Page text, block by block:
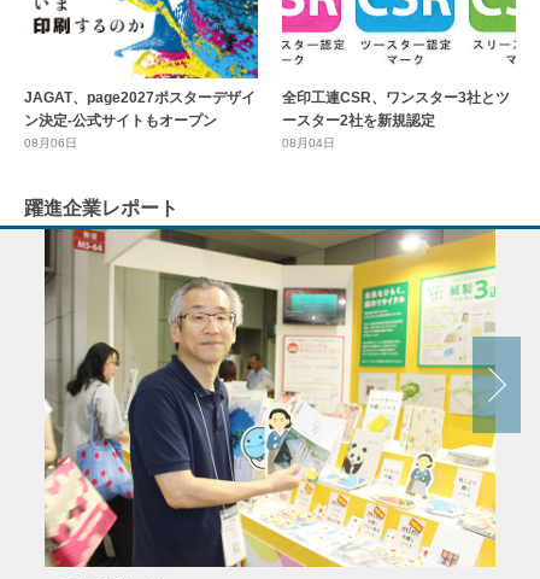
JAGAT、page2027ポスターデザイ
ン決定-公式サイトもオープン
08月06日
全印工連CSR、ワンスター3社とツ
ースター2社を新規認定
08月04日
躍進企業レポート